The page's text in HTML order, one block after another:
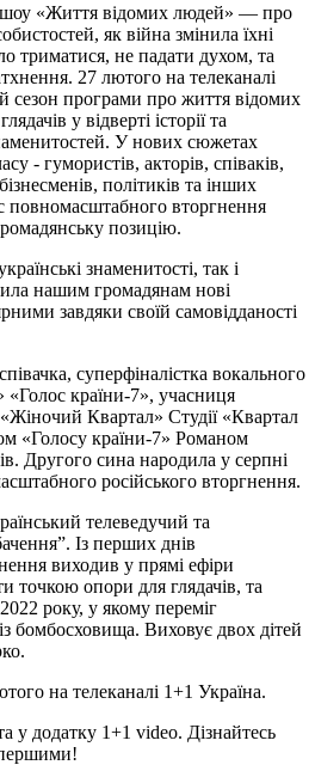
«Життя відомих людей» — про
як війна змінила їхні
триматися, не падати духом, та
27 лютого на телеканалі
сезон програми про життя відомих
у відверті історії та
У нових сюжетах
- гумористів, акторів, співаків,
політиків та інших
повномасштабного вторгнення
позицію.
знаменитості, так і
нашим громадянам нові
завдяки своїй самовідданості
суперфіналістка вокального
«Голос країни-7», учасниця
Квартал» Студії «Квартал
«Голосу країни-7» Романом
Другого сина народила у серпні
російського вторгнення.
телеведучий та
Із перших днів
виходив у прямі ефіри
точкою опори для глядачів, та
року, у якому переміг
бомбосховища. Виховує двох дітей
на телеканалі 1+1 Україна.
у додатку 1+1 video. Дізнайтесь